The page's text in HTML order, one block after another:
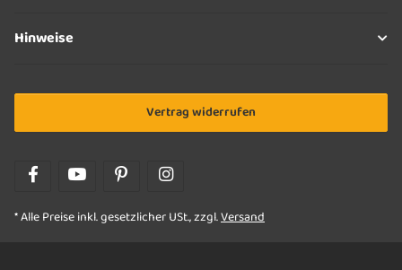
Hinweise
Vertrag widerrufen
* Alle Preise inkl. gesetzlicher USt., zzgl.Versand